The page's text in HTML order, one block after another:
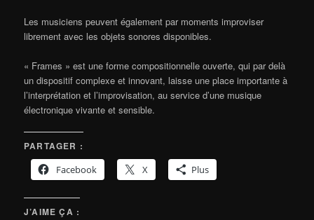
Les musiciens peuvent également par moments improviser
librement avec les objets sonores disponibles.
« Frames » est une forme compositionnelle ouverte, qui par delà
un dispositif complexe et innovant, laisse une place importante à
l’interprétation et l’improvisation, au service d’une musique
électronique vivante et sensible.
PARTAGER :
Facebook
X Plus
J’AIME ÇA :